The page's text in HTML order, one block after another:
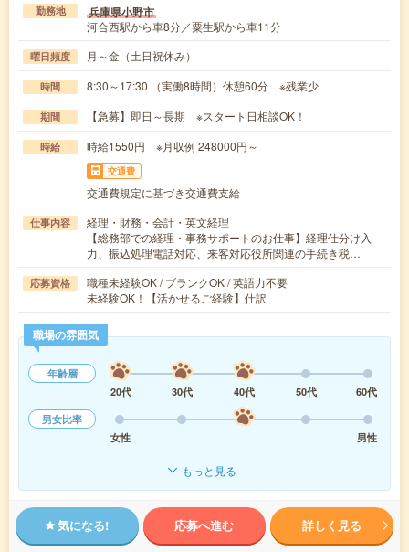
勤務地 兵庫県小野市
河合西駅から車8分／粟生駅から車11分
曜日頻度 月～金（土日祝休み）
時間 8:30～17:30 （実働8時間）休憩60分 ※残業少
期間 【急募】即日～長期 ※スタート日相談OK！
時給 時給1550円 ※月収例 248000円～
交通費
交通費規定に基づき交通費支給
仕事内容
経理・財務・会計・英文経理
【総務部での経理・事務サポートのお仕事】経理仕分け入
力、振込処理電話対応、来客対応役所関連の手続き税…
応募資格
職種未経験OK / ブランクOK / 英語力不要
未経験OK！【活かせるご経験】仕訳
職場の雰囲気
年齢層
20代
30代 40代 50代
60代
男女比率
女性
男性
もっと見る
気になる! 応募へ進む 詳しく見る